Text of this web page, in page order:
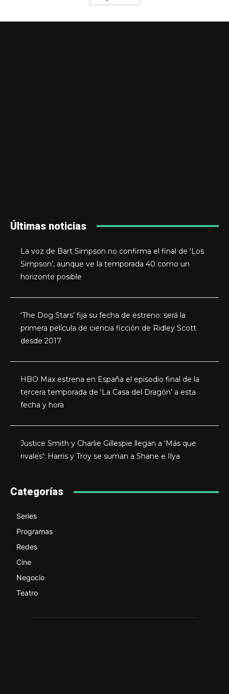
Últimas noticias
La voz de Bart Simpson no confirma el final de ‘Los
Simpson’, aunque ve la temporada 40 como un
horizonte posible
‘The Dog Stars’ fija su fecha de estreno: será la
primera película de ciencia ficción de Ridley Scott
desde 2017
HBO Max estrena en España el episodio final de la
tercera temporada de ‘La Casa del Dragón’ a esta
fecha y hora
Justice Smith y Charlie Gillespie llegan a ‘Más que
rivales’: Harris y Troy se suman a Shane e Ilya
Categorías
Series
Programas
Redes
Cine
Negocio
Teatro